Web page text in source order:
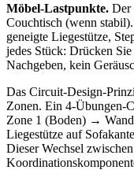
Möbel-Lastpunkte. Der
Couchtisch (wenn
geneigte Liegestütze,
jedes Stück: Drücken
Nachgeben, kein
Das Circuit-Design-
Zonen. Ein 4-Übungen-
Zone 1 (Boden) →
Liegestütze auf
Dieser Wechsel